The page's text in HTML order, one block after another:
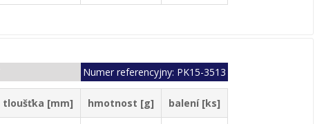
Numer referencyjny: PK15-3513
tloušťka [mm] hmotnost [g] balení [ks]